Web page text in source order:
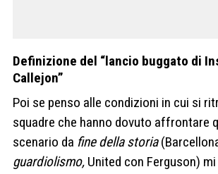
Definizione del “lancio buggato di
Callejon”
Poi se penso alle condizioni in cui si
squadre che hanno dovuto affrontare
scenario da fine della storia
guardiolismo, United con Ferguson)